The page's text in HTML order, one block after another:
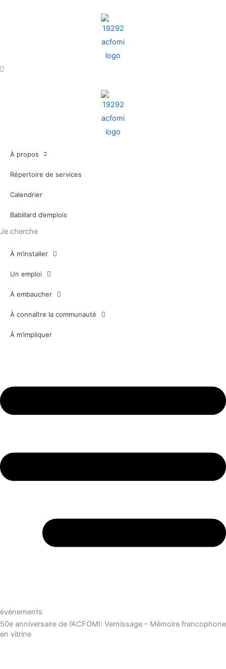
À propos
Répertoire de services
Calendrier
Babillard d’emplois
Je cherche
À m’installer
Un emploi
À embaucher
À connaître la communauté
À m’impliquer
événements
50e anniversaire de l’ACFOMI: Vernissage – Mémoire francophone
en vitrine